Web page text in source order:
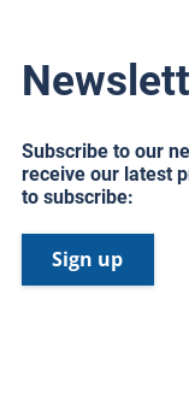
Subscribe to our
receive our latest
to subscribe:
Sign up